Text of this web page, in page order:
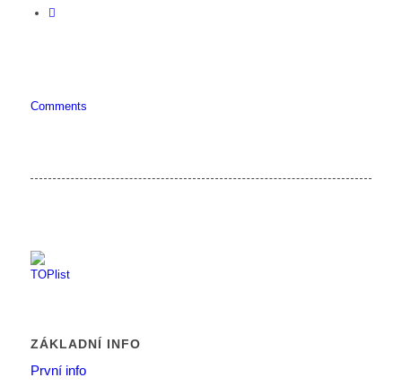
Comments
ZÁKLADNÍ INFO
První info